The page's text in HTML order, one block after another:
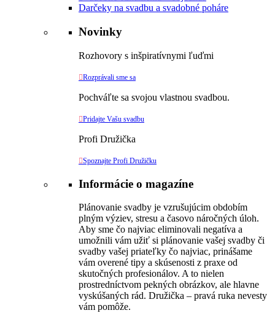
Darčeky na svadbu a svadobné poháre
Novinky
Rozhovory s inšpiratívnymi ľuďmi
Rozprávali sme sa
Pochváľte sa svojou vlastnou svadbou.
Pridajte Vašu svadbu
Profi Družička
Spoznajte Profi Družičku
Informácie o magazíne
Plánovanie svadby je vzrušujúcim obdobím
plným výziev, stresu a časovo náročných úloh.
Aby sme čo najviac eliminovali negatíva a
umožnili vám užiť si plánovanie vašej svadby či
svadby vašej priateľky čo najviac, prinášame
vám overené tipy a skúsenosti z praxe od
skutočných profesionálov. A to nielen
prostredníctvom pekných obrázkov, ale hlavne
vyskúšaných rád. Družička – pravá ruka nevesty
vám pomôže.